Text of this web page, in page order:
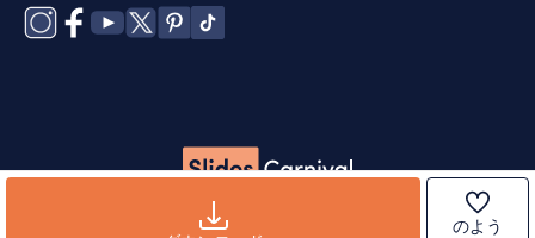
のよう
テンプレートライセンス·ク